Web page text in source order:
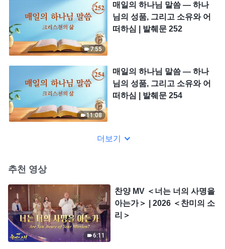
7:55
매일의 하나님 말씀 ― 하나
님의 성품, 그리고 소유와 어
떠하심 | 발췌문 252
11:08
매일의 하나님 말씀 ― 하나
님의 성품, 그리고 소유와 어
떠하심 | 발췌문 254
더보기
추천 영상
6:11
찬양 MV ＜너는 너의 사명을
아는가＞ | 2026 ＜찬미의 소
리＞